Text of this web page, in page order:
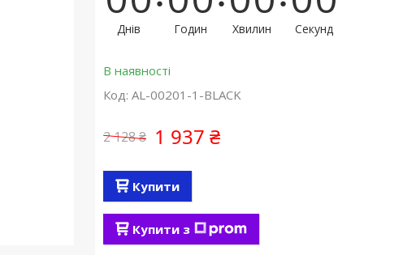
Днів Годин Хвилин Секунд
В наявності
Код: AL-00201-1-BLACK
2 128 ₴ 1 937 ₴
Купити
Купити з